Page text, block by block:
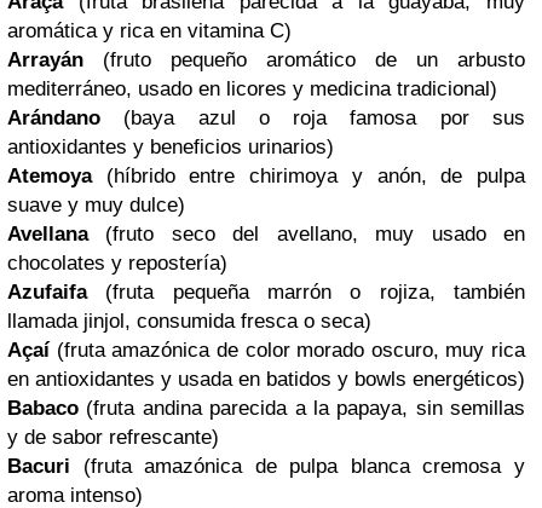
aromática y rica en vitamina C)
Arrayán (fruto pequeño aromático de un arbusto
mediterráneo, usado en licores y medicina tradicional)
Arándano (baya azul o roja famosa por sus
antioxidantes y beneficios urinarios)
Atemoya (híbrido entre chirimoya y anón, de pulpa
suave y muy dulce)
Avellana (fruto seco del avellano, muy usado en
chocolates y repostería)
Azufaifa(fruta pequeña marrón o rojiza, también
llamada jinjol, consumida fresca o seca)
Açaí (fruta amazónica de color morado oscuro, muy rica
en antioxidantes y usada en batidos y bowls energéticos)
Babaco (fruta andina parecida a la papaya, sin semillas
y de sabor refrescante)
Bacuri (fruta amazónica de pulpa blanca cremosa y
aroma intenso)